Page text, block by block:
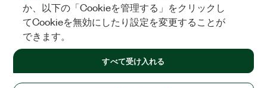
か、以下の「Cookieを管理する」をクリックし
てCookieを無効にしたり設定を変更することが
できます。
すべて受け入れる